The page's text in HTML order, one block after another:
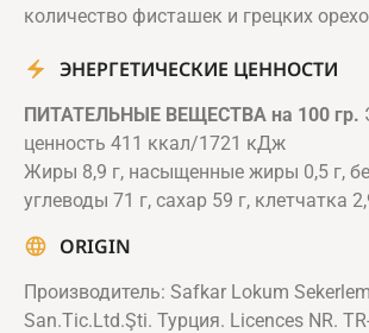
количество фисташек и грецких
ЭНЕРГЕТИЧЕСКИЕ ЦЕННОСТИ
ПИТАТЕЛЬНЫЕ ВЕЩЕСТВА на 100 гр.
ценность 411 ккал/1721 кДж
Жиры 8,9 г, насыщенные жиры 0,5 г,
углеводы 71 г, сахар 59 г, клетчатка
ORIGIN
Производитель: Safkar Lokum
San.Tic.Ltd.Şti. Турция. Licences NR.